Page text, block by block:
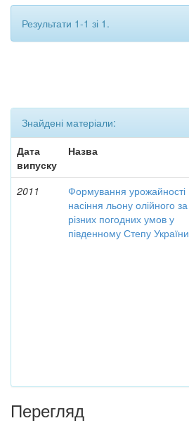
Результати 1-1 зі 1.
Знайдені матеріали:
Дата
випуску
Назва
2011
Формування урожайності
насіння льону олійного за
різних погодних умов у
південному Степу України
Перегляд